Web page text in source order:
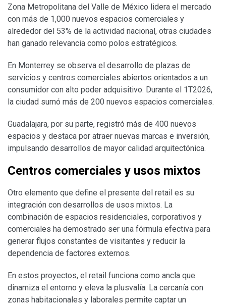
Zona Metropolitana del Valle de México lidera el mercado
con más de 1,000 nuevos espacios comerciales y
alrededor del 53% de la actividad nacional, otras ciudades
han ganado relevancia como polos estratégicos.
En Monterrey se observa el desarrollo de plazas de
servicios y centros comerciales abiertos orientados a un
consumidor con alto poder adquisitivo. Durante el 1T2026,
la ciudad sumó más de 200 nuevos espacios comerciales.
Guadalajara, por su parte, registró más de 400 nuevos
espacios y destaca por atraer nuevas marcas e inversión,
impulsando desarrollos de mayor calidad arquitectónica.
Centros comerciales y usos mixtos
Otro elemento que define el presente del retail es su
integración con desarrollos de usos mixtos. La
combinación de espacios residenciales, corporativos y
comerciales ha demostrado ser una fórmula efectiva para
generar flujos constantes de visitantes y reducir la
dependencia de factores externos.
En estos proyectos, el retail funciona como ancla que
dinamiza el entorno y eleva la plusvalía. La cercanía con
zonas habitacionales y laborales permite captar un